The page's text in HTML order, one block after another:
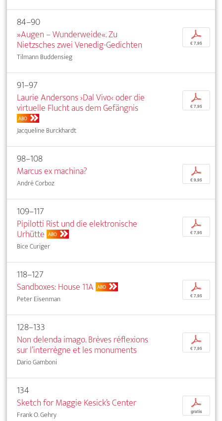
84–90
»Augen – Wunderweide«. Zu
Nietzsches zwei Venedig-Gedichten
Tilmann Buddensieg
p
€ 7,95
91–97
Laurie Andersons ›Dal Vivo‹ oder die
virtuelle Flucht aus dem Gefängnis
ABO
Jacqueline Burckhardt
p
€ 7,95
98–108
Marcus ex machina?
André Corboz
p
€ 9,95
109–117
Pipilotti Rist und die elektronische
Urhütte ABO
Bice Curiger
p
€ 7,95
118–127
Sandboxes: House 11A ABO
Peter Eisenman
p
€ 7,95
128–133
Non delenda imago. Brèves réflexions
sur l’interrègne et les monuments
Dario Gamboni
p
€ 7,95
134
Sketch for Maggie Kesick’s Center
Frank O. Gehry
p
gratis